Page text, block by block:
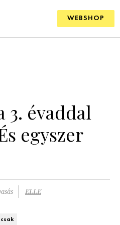
WEBSHOP
3. évaddal
egyszer
ELLE
csak